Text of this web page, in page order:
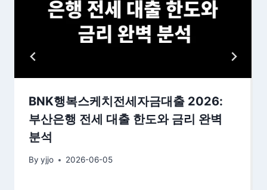
BNK행복스케치전세자금대출 2026:
부산은행 전세 대출 한도와 금리 완벽
분석
By yjjo 2026-06-05